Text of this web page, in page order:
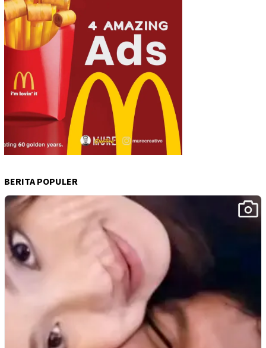
BERITA POPULER